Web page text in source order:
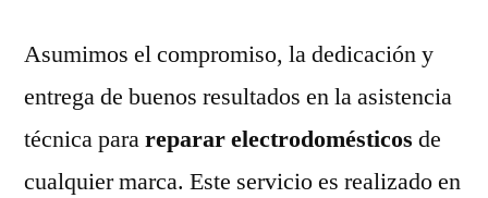
Asumimos el compromiso, la dedicación y
entrega de buenos resultados en la asistencia
técnica parareparar electrodomésticos de
cualquier marca. Este servicio es realizado en